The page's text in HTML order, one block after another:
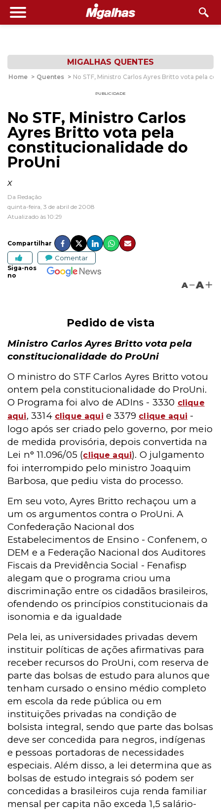
MIGALHAS QUENTES
Home > Quentes > No STF, Ministro Carlos Ayres Britto vota pela
PUBLICIDADE
No STF, Ministro Carlos
Ayres Britto vota pela
constitucionalidade do
ProUni
x
Da Redação
quinta-feira, 3 de abril de 2008
Atualizado às 10:29
Compartilhar
Comentar
Siga-nos
no
A A
Pedido de vista
Ministro Carlos Ayres Britto vota pela
constitucionalidade do ProUni
O ministro do STF Carlos Ayres Britto votou
ontem pela constitucionalidade do ProUni.
O Programa foi alvo de ADIns - 3330 clique
aqui, 3314 clique aqui e 3379 clique aqui -
logo após ser criado pelo governo, por meio
de medida provisória, depois convertida na
Lei n° 11.096/05 (clique aqui). O julgamento
foi interrompido pelo ministro Joaquim
Barbosa, que pediu vista do processo.
Em seu voto, Ayres Britto rechaçou um a
um os argumentos contra o ProUni. A
Confederação Nacional dos
Estabelecimentos de Ensino - Confenem, o
DEM e a Federação Nacional dos Auditores
Fiscais da Previdência Social - Fenafisp
alegam que o programa criou uma
discriminação entre os cidadãos brasileiros,
ofendendo os princípios constitucionais da
isonomia e da igualdade
Pela lei, as universidades privadas devem
instituir políticas de ações afirmativas para
receber recursos do ProUni, com reserva de
parte das bolsas de estudo para alunos que
tenham cursado o ensino médio completo
em escola da rede pública ou em
instituições privadas na condição de
bolsista integral, sendo que parte das bolsas
deve ser concedida para negros, indígenas
e pessoas portadoras de necessidades
especiais. Além disso, a lei determina que as
bolsas de estudo integrais só podem ser
concedidas a brasileiros cuja renda familiar
mensal per capita não exceda 1,5 salário-